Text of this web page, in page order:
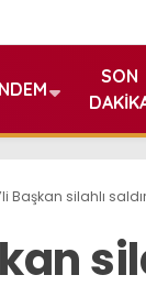
SON
Başkan silahlı